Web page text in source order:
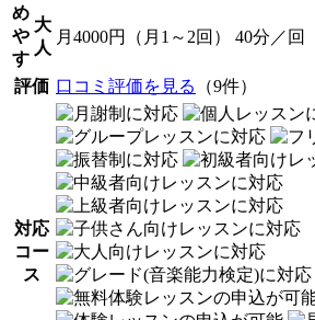
め
や
す
大
人
月4000円（月1～2回） 40分／回
評価 口コミ評価を見る （9件）
対応
コー
ス